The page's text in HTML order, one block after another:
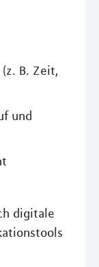
B. Zeit,
und
digitale